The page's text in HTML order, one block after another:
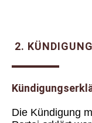
2.
Die Kündigung